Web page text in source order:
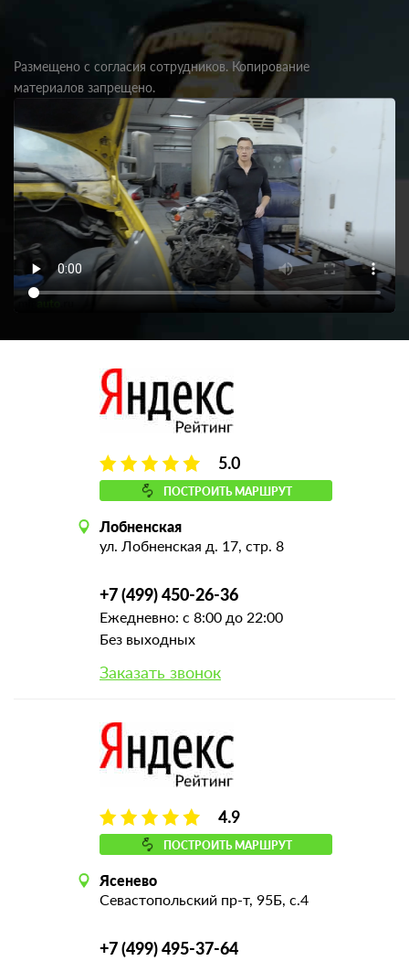
Размещено с согласия сотрудников. Копирование
материалов запрещено.
5.0
ПОСТРОИТЬ МАРШРУТ
Лобненская
ул. Лобненская д. 17, стр. 8
+7 (499) 450-26-36
Ежедневно: с 8:00 до 22:00
Без выходных
Заказать звонок
4.9
ПОСТРОИТЬ МАРШРУТ
Ясенево
Севастопольский пр-т, 95Б, с.4
+7 (499) 495-37-64